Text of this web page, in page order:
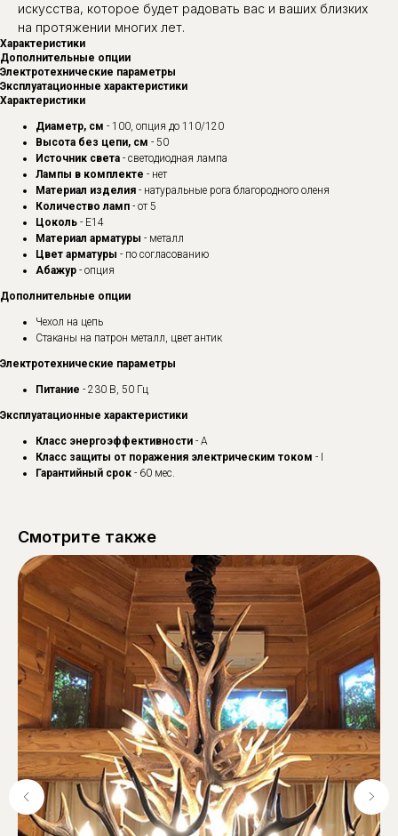
искусства, которое будет радовать вас и ваших близких
на протяжении многих лет.
Характеристики
Дополнительные опции
Электротехнические параметры
Эксплуатационные характеристики
Характеристики
Диаметр, см - 100, опция до 110/120
Высота без цепи, см - 50
Источник света - светодиодная лампа
Лампы в комплекте - нет
Материал изделия - натуральные рога благородного оленя
Количество ламп - от 5
Цоколь - Е14
Материал арматуры - металл
Цвет арматуры - по согласованию
Абажур - опция
Дополнительные опции
Чехол на цепь
Стаканы на патрон металл, цвет антик
Электротехнические параметры
Питание - 230 В, 50 Гц
Эксплуатационные характеристики
Класс энергоэффективности - A
Класс защиты от поражения электрическим током - I
Гарантийный срок - 60 мес.
Смотрите также